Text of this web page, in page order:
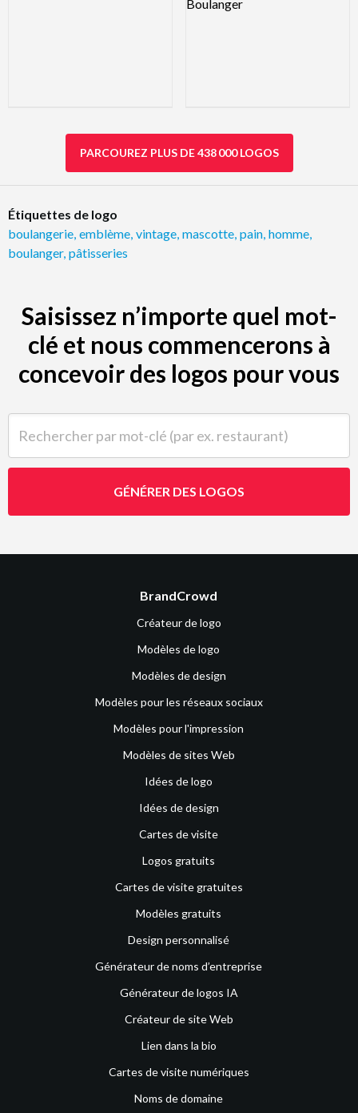
PARCOUREZ PLUS DE 438 000 LOGOS
Étiquettes de logo
boulangerie emblème vintage mascotte pain homme
boulanger, pâtisseries
Saisissez n’importe quel mot-
clé et nous commencerons à
concevoir des logos pour vous
GÉNÉRER DES LOGOS
BrandCrowd
Créateur de logo
Modèles de logo
Modèles de design
Modèles pour les réseaux sociaux
Modèles pour l'impression
Modèles de sites Web
Idées de logo
Idées de design
Cartes de visite
Logos gratuits
Cartes de visite gratuites
Modèles gratuits
Design personnalisé
Générateur de noms d’entreprise
Générateur de logos IA
Créateur de site Web
Lien dans la bio
Cartes de visite numériques
Noms de domaine